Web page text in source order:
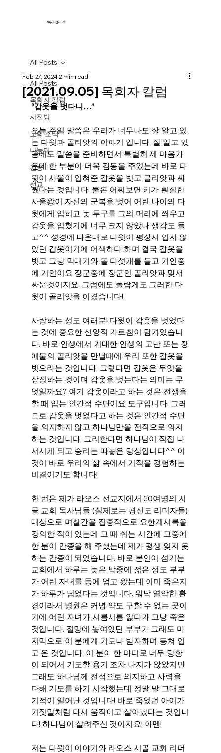
새누리 선교 교회
All Posts
목회자 칼럼
사진방
교회 소식
나눔터
간증
선교
All Posts
[2021.09.05] 목회자 칼럼
Feb 27, 20242 min read
“갑옷을 벗다니…”
오늘 주일 말씀은 우리가 너무나도 잘 알고 있
는 다윗과 골리앗의 이야기 입니다. 잘 알고 있
음에도 말씀을 준비하면서 특별히 제 마음가
운데 한 부분이 더욱 감동을 주었는데 바로 다
윗이 사울이 입혀준 갑옷을 벗고 골리앗과 싸
웠다는 것입니다. 물론 어찌보면 키가 훤칠한
사울왕이 자신의 군복을 벗어 어린 나이의 다
윗에게 입히고 놋 투구를 그의 머리에 씌우고
갑옷을 입혔기에 너무 크지 않았나 생각도 들
고^^ 성경에 나온대로 다윗이 평상시 입지 않
았던 갑옷이기에 어색하다 하며 결국 갑옷을
벗고 그냥 막대기와 돌 다섯개를 들고 거인중
에 거인이요 장군중에 장군인 골리앗과 맞서
싸운것이지요. 그럼에도 놀랍게도 그러한 다
윗이 골리앗을 이겼습니다!
사랑하는 성도 여러분! 다윗이 갑옷을 벗었다
는 것에 중요한 신앙적 가르침이 담겨있습니
다. 바로 인생에서 거대한 인생의 고난 또는 장
애물의 골리앗을 만날때에 우리 또한 갑옷을
벗으라는 것입니다. 그렇다면 갑옷은 무엇을
상징하는 것이며 갑옷을 벗는다는 의미는 무
엇일까요? 여기 갑옷이라고 하는 것은 전쟁을
할 때 입는 인간적 수단이요 도구입니다. 그러
므로 갑옷을 벗었다고 하는 것은 인간적 수단
을 의지하지 않고 하나님만을 전적으로 의지
하는 것입니다. 그리한다면 하나님이 직접 나
서시게 되고 승리는 따놓은 당상입니다^^ 이
것이 바로 우리의 삶 속에서 기적을 경험하는
비결이기도 합니다!
한 번은 제가 라오스 선교지에서 30여명의 시
골 교회 목사님들 (실제로는 평신도 리더자들)
대상으로 며칠간을 집중적으로 요한계시록을
강의한 적이 있는데 그 때 쉬는 시간에 그중에
한 분이 간증을 해 주셨는데 제가 평생 잊지 못
하는 간증이 되었습니다. 바로 본인이 섬기는
교회에서 하루는 늦은 밤중에 젊은 성도 부부
가 어린 자녀를 등에 업고 왔는데 이미 죽은지
가 하루가 넘었다는 것입니다. 워낙 열악한 환
경이라서 병원은 커녕 약도 구할 수 없는 곳이
기에 어린 자녀가 시름시름 앓다가 그냥 죽은
것입니다. 절망에 놓여있던 부부가 그래도 마
지막으로 이 분에게 기도나 받자하며 등쳐 업
고 온 것입니다. 이 분이 한 마디로 너무 당황
이 되어서 기도할 용기 조차 나지가 않았지만
그래도 하나님께 전적으로 의지하고 사력을
다해 기도를 하기 시작했는데 정말 말 그대로
기적이 일어난 것입니다! 바로 죽었던 아이가
거짓말처럼 다시 움직이고 살아났다는 것입니
다! 하나님이 살려주신 것이지요! 아멘!
저는 다윗이 이야기와 라오스 시골 교회 리더